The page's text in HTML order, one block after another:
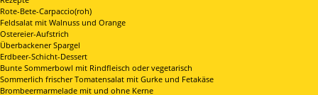
Rote-Bete-Carpaccio(roh)
Feldsalat mit Walnuss und Orange
Ostereier-Aufstrich
Überbackener Spargel
Erdbeer-Schicht-Dessert
Bunte Sommerbowl mit Rindfleisch oder vegetarisch
Sommerlich frischer Tomatensalat mit Gurke und Fetakäse
Brombeermarmelade mit und ohne Kerne